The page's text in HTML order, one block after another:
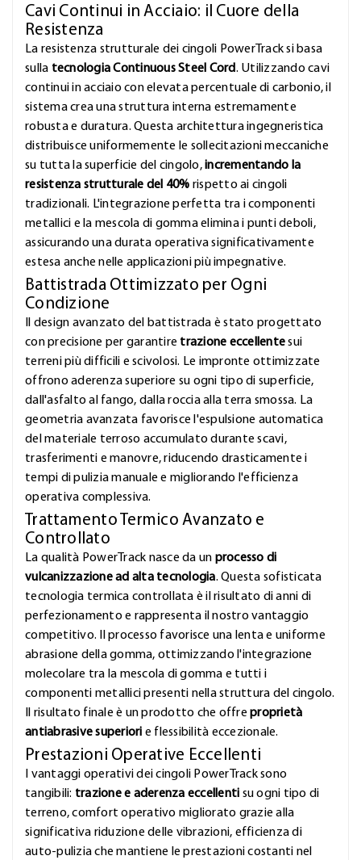
Cavi Continui in Acciaio: il Cuore della
Resistenza
La resistenza strutturale dei cingoli PowerTrack si basa
sulla tecnologia Continuous Steel Cord. Utilizzando cavi
continui in acciaio con elevata percentuale di carbonio, il
sistema crea una struttura interna estremamente
robusta e duratura. Questa architettura ingegneristica
distribuisce uniformemente le sollecitazioni meccaniche
su tutta la superficie del cingolo,incrementando la
resistenza strutturale del 40% rispetto ai cingoli
tradizionali. L'integrazione perfetta tra i componenti
metallici e la mescola di gomma elimina i punti deboli,
assicurando una durata operativa significativamente
estesa anche nelle applicazioni più impegnative.
Battistrada Ottimizzato per Ogni
Condizione
Il design avanzato del battistrada è stato progettato
con precisione per garantire trazione eccellentesui
terreni più difficili e scivolosi. Le impronte ottimizzate
offrono aderenza superiore su ogni tipo di superficie,
dall'asfalto al fango, dalla roccia alla terra smossa. La
geometria avanzata favorisce l'espulsione automatica
del materiale terroso accumulato durante scavi,
trasferimenti e manovre, riducendo drasticamente i
tempi di pulizia manuale e migliorando l'efficienza
operativa complessiva.
Trattamento Termico Avanzato e
Controllato
La qualità PowerTrack nasce da un processo di
vulcanizzazione ad alta tecnologia. Questa sofisticata
tecnologia termica controllata è il risultato di anni di
perfezionamento e rappresenta il nostro vantaggio
competitivo. Il processo favorisce una lenta e uniforme
abrasione della gomma, ottimizzando l'integrazione
molecolare tra la mescola di gomma e tutti i
componenti metallici presenti nella struttura del cingolo.
Il risultato finale è un prodotto che offreproprietà
antiabrasive superiori e flessibilità eccezionale.
Prestazioni Operative Eccellenti
I vantaggi operativi dei cingoli PowerTrack sono
tangibili: trazione e aderenza eccellenti su ogni tipo di
terreno, comfort operativo migliorato grazie alla
significativa riduzione delle vibrazioni, efficienza di
auto-pulizia che mantiene le prestazioni costanti nel